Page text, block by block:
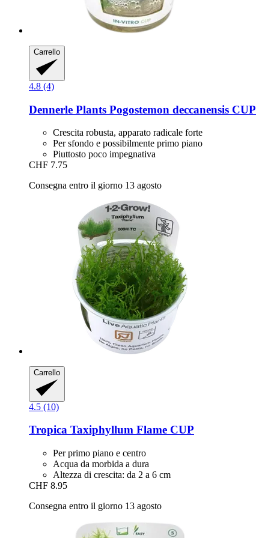
Carrello
4.8 (4)
Dennerle Plants Pogostemon deccanensis CUP
Crescita robusta, apparato radicale forte
Per sfondo e possibilmente primo piano
Piuttosto poco impegnativa
CHF 7.75
Consegna entro il giorno 13 agosto
Carrello
4.5 (10)
Tropica Taxiphyllum Flame CUP
Per primo piano e centro
Acqua da morbida a dura
Altezza di crescita: da 2 a 6 cm
CHF 8.95
Consegna entro il giorno 13 agosto